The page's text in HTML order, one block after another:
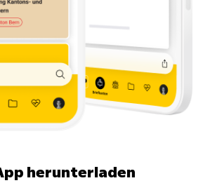
herunterladen